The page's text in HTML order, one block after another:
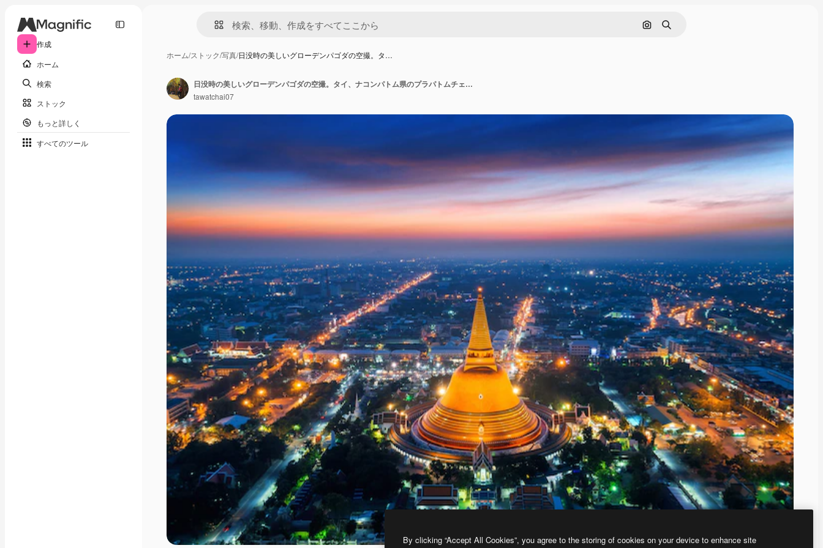
作成
ホーム
検索
ストック
もっと詳しく
すべてのツール
画像で検索
検索
ホーム/ストック/写真/日没時の美しいグローデンパゴダの空撮。タ…
日没時の美しいグローデンパゴダの空撮。タイ、ナコンパトム県のプラパトムチェディ寺院。
tawatchai07
By clicking “Accept All Cookies”, you agree to the storing of cookies on your device to enhance site